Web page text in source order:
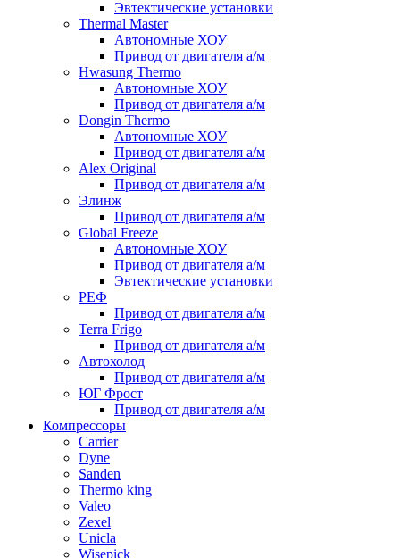
Эвтектические установки
Thermal Master
Автономные ХОУ
Привод от двигателя а/м
Hwasung Thermo
Автономные ХОУ
Привод от двигателя а/м
Dongin Thermo
Автономные ХОУ
Привод от двигателя а/м
Alex Original
Привод от двигателя а/м
Элинж
Привод от двигателя а/м
Global Freeze
Автономные ХОУ
Привод от двигателя а/м
Эвтектические установки
РЕФ
Привод от двигателя а/м
Terra Frigo
Привод от двигателя а/м
Автохолод
Привод от двигателя а/м
ЮГ Фрост
Привод от двигателя а/м
Компрессоры
Carrier
Dyne
Sanden
Thermo king
Valeo
Zexel
Unicla
Wisepick